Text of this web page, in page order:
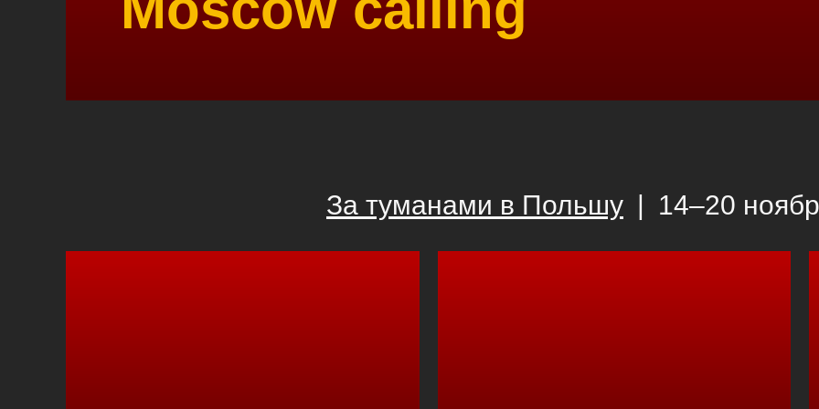
За туманами в Польшу | 14–20